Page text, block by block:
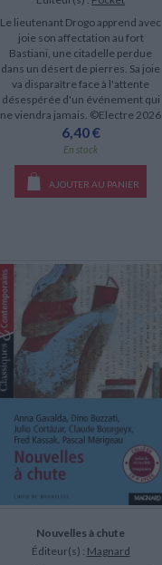
Le lieutenant Drogo apprend avec
joie son affectation au fort
Bastiani, une citadelle perdue
dans un désert de pierres. Sa joie
va disparaître face à l'attente
désespérée d'un événement qui
ne viendra jamais. ©Electre 2026
6,40 €
En stock
AJOUTER AU PANIER
Nouvelles à chute
Éditeur(s) : Magnard